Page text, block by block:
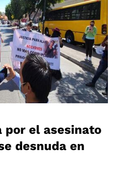
por el asesinato
desnuda en